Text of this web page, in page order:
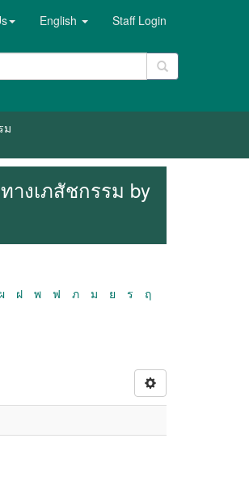
English Staff Login
ม
างเภสัชกรรม by
ผ ฝ พ ฟ ภ ม ย ร
ฤ